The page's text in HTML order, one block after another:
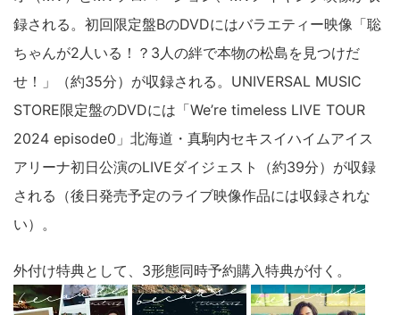
録される。初回限定盤BのDVDにはバラエティー映像「聡
ちゃんが2人いる！？3人の絆で本物の松島を見つけだ
せ！」（約35分）が収録される。UNIVERSAL MUSIC
STORE限定盤のDVDには「We’re timeless LIVE TOUR
2024 episode0」北海道・真駒内セキスイハイムアイス
アリーナ初日公演のLIVEダイジェスト（約39分）が収録
される（後日発売予定のライブ映像作品には収録されな
い）。
外付け特典として、3形態同時予約購入特典が付く。